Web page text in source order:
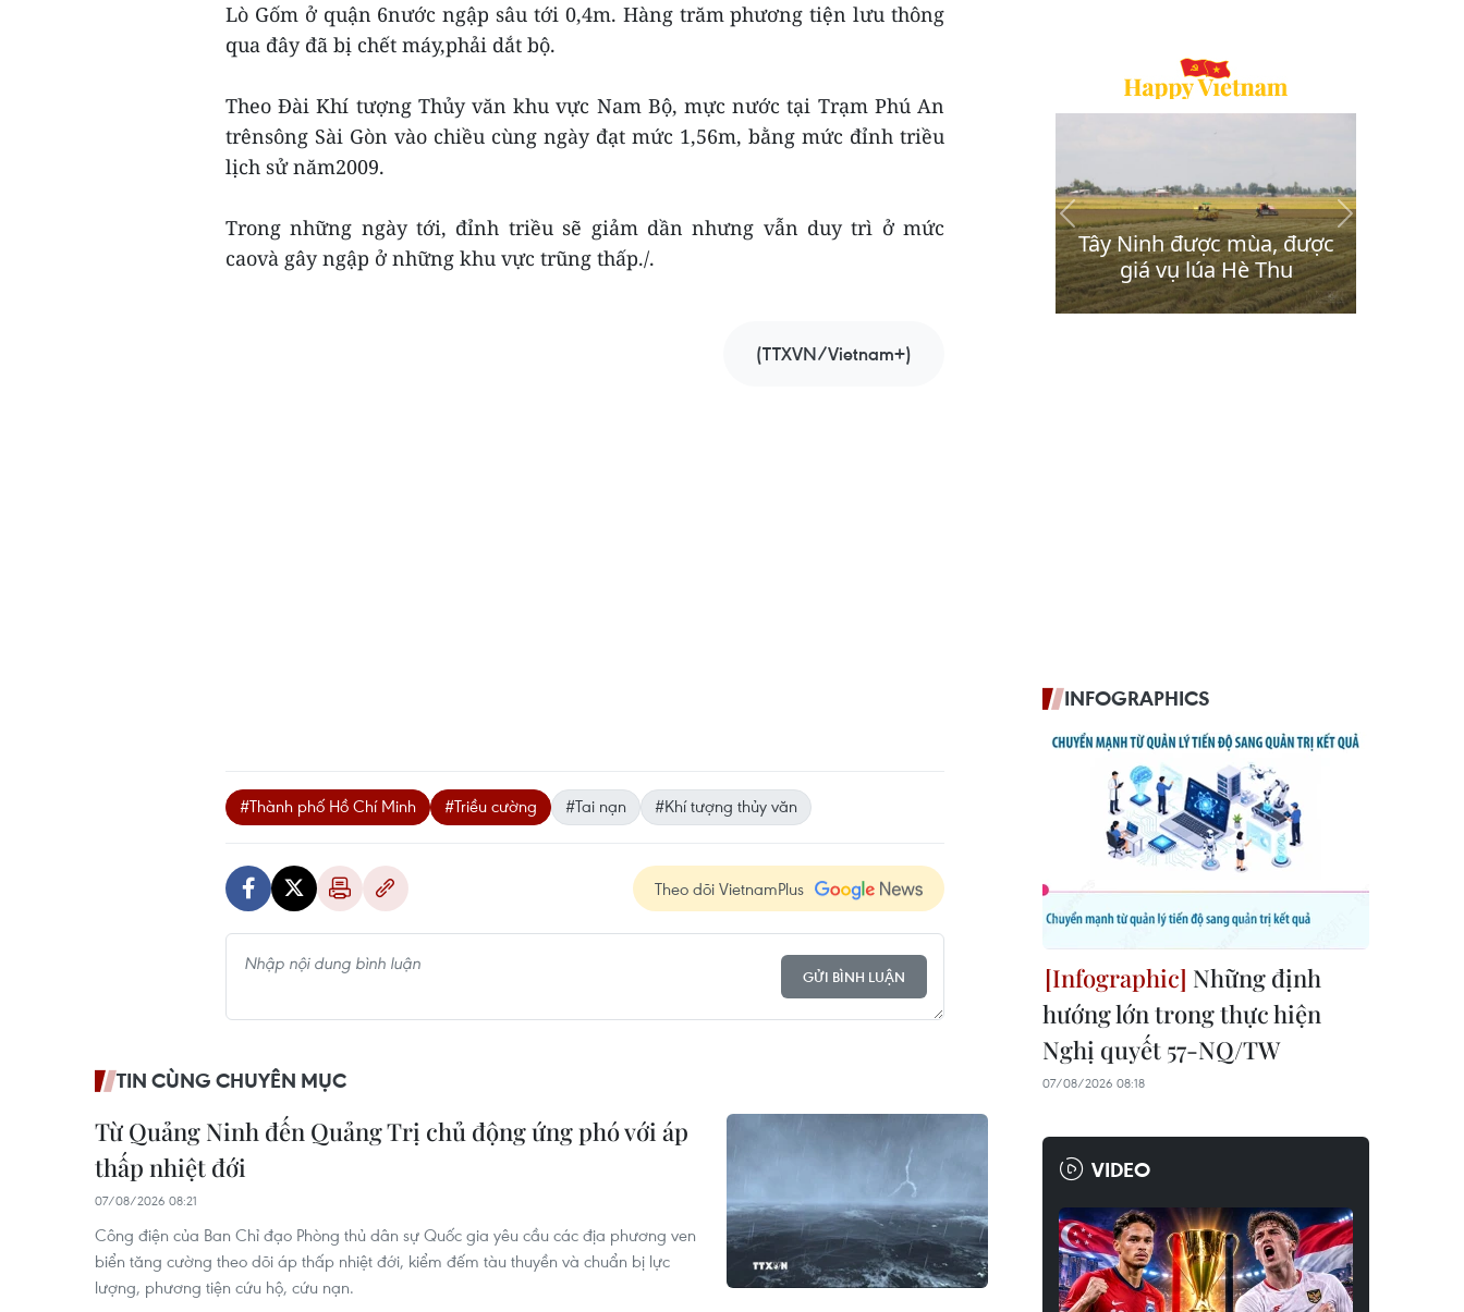
Lò Gốm ở quận 6nước ngập sâu tới 0,4m. Hàng trăm phương tiện lưu thông
qua đây đã bị chết máy,phải dắt bộ.
Theo Đài Khí tượng Thủy văn khu vực Nam Bộ, mực nước tại Trạm Phú An
trênsông Sài Gòn vào chiều cùng ngày đạt mức 1,56m, bằng mức đỉnh triều
lịch sử năm2009.
Trong những ngày tới, đỉnh triều sẽ giảm dần nhưng vẫn duy trì ở mức
caovà gây ngập ở những khu vực trũng thấp./.
(TTXVN/Vietnam+)
#Thành phố Hồ Chí Minh #Triều cường #Tai nạn #Khí tượng thủy văn
Theo dõi VietnamPlus
GỬI BÌNH LUẬN
TIN CÙNG CHUYÊN MỤC
Từ Quảng Ninh đến Quảng Trị chủ động ứng phó với áp
thấp nhiệt đới
07/08/2026 08:21
Công điện của Ban Chỉ đạo Phòng thủ dân sự Quốc gia yêu cầu các địa phương ven
biển tăng cường theo dõi áp thấp nhiệt đới, kiểm đếm tàu thuyền và chuẩn bị lực
lượng, phương tiện cứu hộ, cứu nạn.
INFOGRAPHICS
Những định
hướng lớn trong thực hiện
Nghị quyết 57-NQ/TW
07/08/2026 08:18
VIDEO